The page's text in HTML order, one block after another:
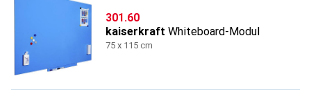
CHF
301.60
kaiserkraft Whiteboard-Modul
75 x 115 cm